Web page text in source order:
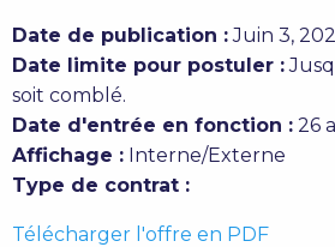
Date de publication :Juin 3,
Date limite pour postuler :
soit comblé.
Date d'entrée en fonction : 26
Affichage : Interne/Externe
Type de contrat :
Télécharger l'offre en PDF